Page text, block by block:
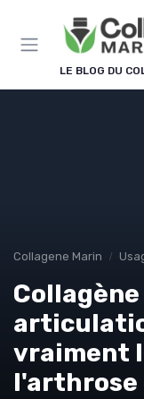
LE BLOG DU
Collagene Marin
vraiment
l'arthrose